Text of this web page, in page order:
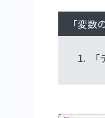
「変数
1.